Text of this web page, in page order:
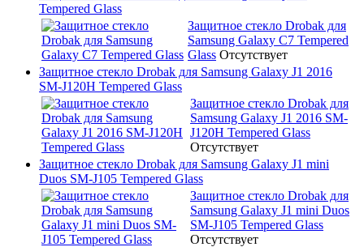
Tempered Glass
Защитное стекло Drobak для
Samsung Galaxy C7 Tempered
Glass Отсутствует
Защитное стекло Drobak для Samsung Galaxy J1 2016
SM-J120H Tempered Glass
Защитное стекло Drobak для
Samsung Galaxy J1 2016 SM-
J120H Tempered Glass
Отсутствует
Защитное стекло Drobak для Samsung Galaxy J1 mini
Duos SM-J105 Tempered Glass
Защитное стекло Drobak для
Samsung Galaxy J1 mini Duos
SM-J105 Tempered Glass
Отсутствует